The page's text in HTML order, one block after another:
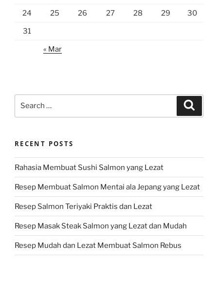
24 25 26 27 28 29 30
31
« Mar
RECENT POSTS
Rahasia Membuat Sushi Salmon yang Lezat
Resep Membuat Salmon Mentai ala Jepang yang Lezat
Resep Salmon Teriyaki Praktis dan Lezat
Resep Masak Steak Salmon yang Lezat dan Mudah
Resep Mudah dan Lezat Membuat Salmon Rebus